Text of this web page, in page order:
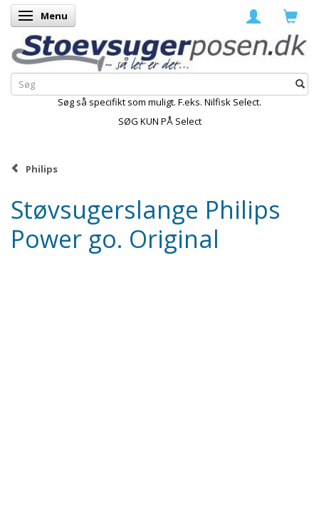
Skifte navigation
Menu
Søg så specifikt som muligt. F.eks. Nilfisk Select.
SØG KUN PÅ Select
Philips
Støvsugerslange Philips
Power go. Original